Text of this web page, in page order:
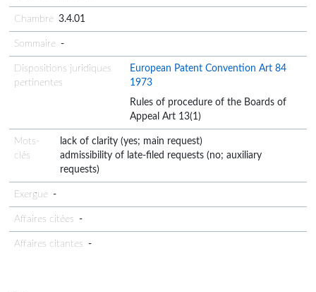
Chambre 3.4.01
Sommaire -
Dispositions juridiques
pertinentes
European Patent Convention Art 84
1973
Rules of procedure of the Boards of
Appeal Art 13(1)
Mots-
clés
lack of clarity (yes; main request)
admissibility of late-filed requests (no; auxiliary
requests)
Exergue -
Affaires citées -
Affaires citantes -